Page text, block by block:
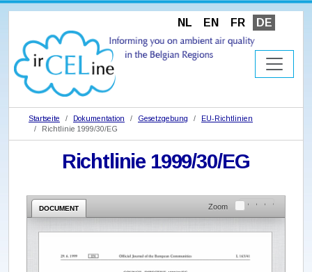
NL EN FR DE
Startseite Dokumentation Gesetzgebung
EU-Richtlinien
Richtlinie 1999/30/EG
Richtlinie 1999/30/EG
DOCUMENT Zoom